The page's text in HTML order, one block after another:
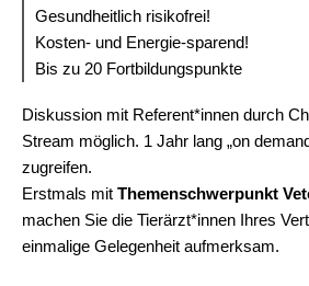
Gesundheitlich risikofrei!
Kosten- und Energie-sparend!
Bis zu 20 Fortbildungspunkte
Diskussion mit Referent*innen durch
Stream möglich. 1 Jahr lang „on
zugreifen.
Erstmals mit Themenschwerpunkt
machen Sie die Tierärzt*innen Ihres
einmalige Gelegenheit aufmerksam.